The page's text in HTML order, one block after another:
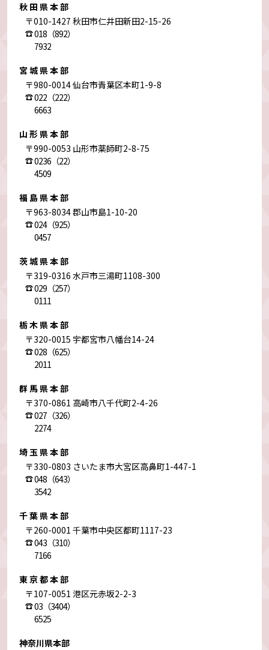
秋田県本部
〒010-1427 秋田市仁井田新田2-15-26
018（892）
7932
宮城県本部
〒980-0014 仙台市青葉区本町1-9-8
022（222）
6663
山形県本部
〒990-0053 山形市薬師町2-8-75
0236（22）
4509
福島県本部
〒963-8034 郡山市島1-10-20
024（925）
0457
茨城県本部
〒319-0316 水戸市三湯町1108-300
029（257）
0111
栃木県本部
〒320-0015 宇都宮市八幡台14-24
028（625）
2011
群馬県本部
〒370-0861 高崎市八千代町2-4-26
027（326）
2274
埼玉県本部
〒330-0803 さいたま市大宮区高鼻町1-447-1
048（643）
3542
千葉県本部
〒260-0001 千葉市中央区都町1117-23
043（310）
7166
東京都本部
〒107-0051 港区元赤坂2-2-3
03（3404）
6525
神奈川県本部